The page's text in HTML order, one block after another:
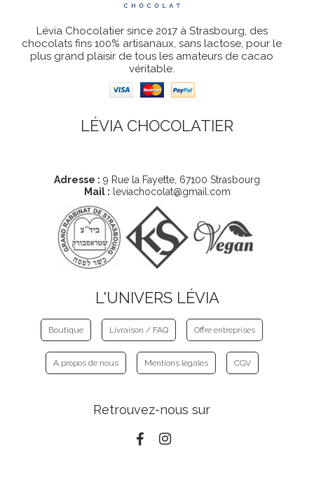
Lévia Chocolatier since 2017 à Strasbourg, des
chocolats fins 100% artisanaux, sans lactose, pour le
plus grand plaisir de tous les amateurs de cacao
véritable.
LÉVIA CHOCOLATIER
Adresse : 9 Rue la Fayette, 67100 Strasbourg
Mail : leviachocolat@gmail.com
L'UNIVERS LÉVIA
Boutique Livraison / FAQ Offre entreprises
A propos de nous Mentions légales CGV
Retrouvez-nous sur